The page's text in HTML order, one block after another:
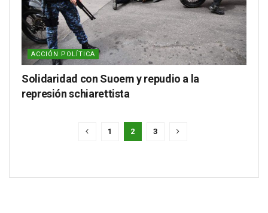
ACCIÓN POLÍTICA
Solidaridad con Suoem y repudio a la
represión schiarettista
1 2 3